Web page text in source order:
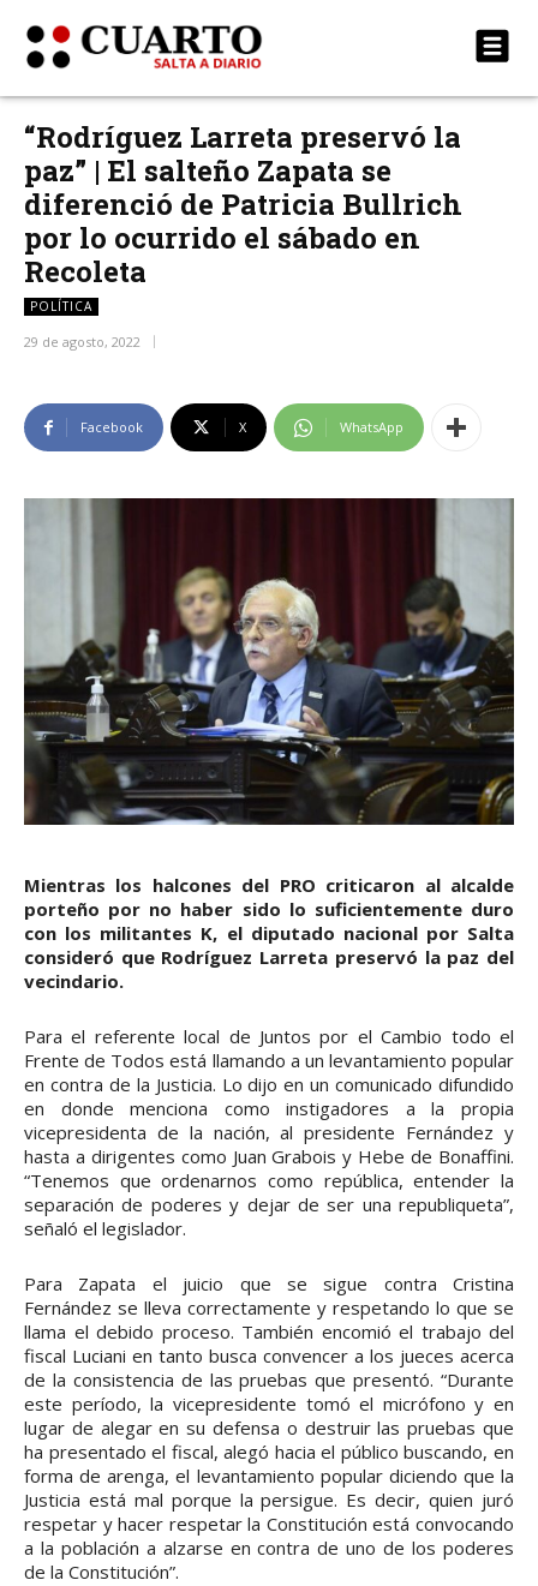
“Rodríguez Larreta preservó la
paz” | El salteño Zapata se
diferenció de Patricia Bullrich
por lo ocurrido el sábado en
Recoleta
POLÍTICA
29 de agosto, 2022
Facebook X WhatsApp
Mientras los halcones del PRO criticaron al alcalde
porteño por no haber sido lo suficientemente duro
con los militantes K, el diputado nacional por Salta
consideró que Rodríguez Larreta preservó la paz del
vecindario.
Para el referente local de Juntos por el Cambio todo el
Frente de Todos está llamando a un levantamiento popular
en contra de la Justicia. Lo dijo en un comunicado difundido
en donde menciona como instigadores a la propia
vicepresidenta de la nación, al presidente Fernández y
hasta a dirigentes como Juan Grabois y Hebe de Bonaffini.
“Tenemos que ordenarnos como república, entender la
separación de poderes y dejar de ser una republiqueta”,
señaló el legislador.
Para Zapata el juicio que se sigue contra Cristina
Fernández se lleva correctamente y respetando lo que se
llama el debido proceso. También encomió el trabajo del
fiscal Luciani en tanto busca convencer a los jueces acerca
de la consistencia de las pruebas que presentó. “Durante
este período, la vicepresidente tomó el micrófono y en
lugar de alegar en su defensa o destruir las pruebas que
ha presentado el fiscal, alegó hacia el público buscando, en
forma de arenga, el levantamiento popular diciendo que la
Justicia está mal porque la persigue. Es decir, quien juró
respetar y hacer respetar la Constitución está convocando
a la población a alzarse en contra de uno de los poderes
de la Constitución”.